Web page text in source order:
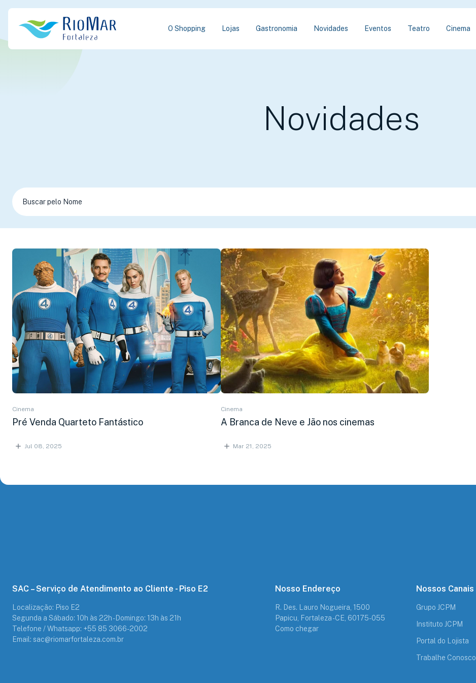
O Shopping Lojas Gastronomia Novidades Eventos Teatro Cinema
Novidades
Cinema
Pré Venda Quarteto Fantástico
Jul 08, 2025
Cinema
A Branca de Neve e Jão nos cinemas
Mar 21, 2025
SAC – Serviço de Atendimento ao Cliente - Piso E2
Localização: Piso E2
Segunda a Sábado: 10h às 22h - Domingo: 13h às 21h
Telefone / Whatsapp: +55 85 3066-2002
Email: sac@riomarfortaleza.com.br
Nosso Endereço
R. Des. Lauro Nogueira, 1500
Papicu, Fortaleza - CE, 60175-055
Como chegar
Nossos Canais
Grupo JCPM
Instituto JCPM
Portal do Lojista
Trabalhe Conosco